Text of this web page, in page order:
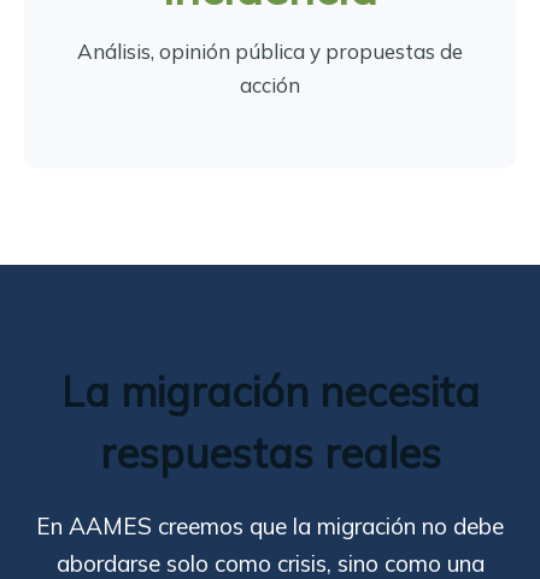
Análisis, opinión pública y propuestas de
acción
La migración necesita
respuestas reales
En AAMES creemos que la migración no debe
abordarse solo como crisis, sino como una